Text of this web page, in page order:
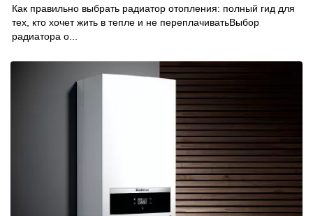
Как правильно выбрать радиатор отопления: полный гид для
тех, кто хочет жить в тепле и не переплачиватьВыбор
радиатора о...